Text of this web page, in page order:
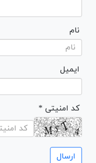
نام
ایمیل
* کد امنیتی